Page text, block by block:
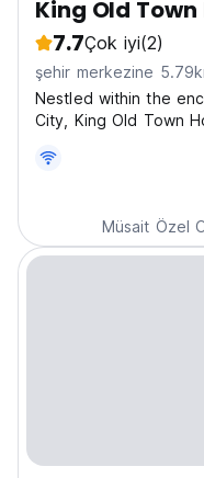
King Old Town
7.7Çok iyi(2)
şehir merkezine
Nestled within the
City, King Old Town
into the King Old
transported to a
Müsait Özel